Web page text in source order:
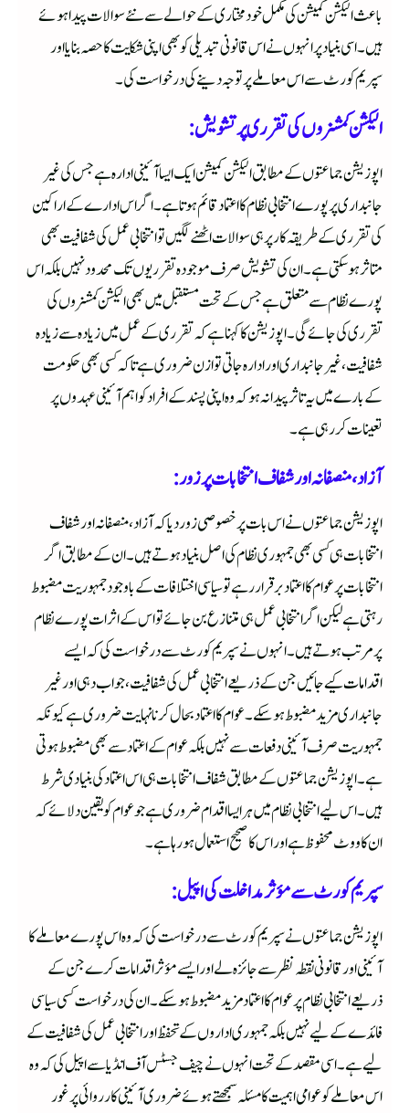
باعث الیکشن کمیشن کی مکمل خود مختاری کے حوالے سے نئے سوالات پیدا ہوئے
ہیں۔ اسی بنیاد پر انہوں نے اس قانونی تبدیلی کو بھی اپنی شکایت کا حصہ بنایا اور
سپریم کورٹ سے اس معاملے پر توجہ دینے کی درخواست کی۔
الیکشن کمشنروں کی تقرری پر تشویش:
اپوزیشن جماعتوں کے مطابق الیکشن کمیشن ایک ایسا آئینی ادارہ ہے جس کی غیر
جانبداری پر پورے انتخابی نظام کا اعتماد قائم ہوتا ہے۔ اگر اس ادارے کے اراکین
کی تقرری کے طریقہ کار پر ہی سوالات اٹھنے لگیں تو انتخابی عمل کی شفافیت بھی
متاثر ہو سکتی ہے۔ ان کی تشویش صرف موجودہ تقرریوں تک محدود نہیں بلکہ اس
پورے نظام سے متعلق ہے جس کے تحت مستقبل میں بھی الیکشن کمشنروں کی
تقرری کی جائے گی۔ اپوزیشن کا کہنا ہے کہ تقرری کے عمل میں زیادہ سے زیادہ
شفافیت، غیر جانبداری اور ادارہ جاتی توازن ضروری ہے تاکہ کسی بھی حکومت
کے بارے میں یہ تاثر پیدا نہ ہو کہ وہ اپنی پسند کے افراد کو اہم آئینی عہدوں پر
تعینات کر رہی ہے۔
آزاد، منصفانہ اور شفاف انتخابات پر زور:
اپوزیشن جماعتوں نے اس بات پر خصوصی زور دیا کہ آزاد، منصفانہ اور شفاف
انتخابات ہی کسی بھی جمہوری نظام کی اصل بنیاد ہوتے ہیں۔ ان کے مطابق اگر
انتخابات پر عوام کا اعتماد برقرار رہے تو سیاسی اختلافات کے باوجود جمہوریت مضبوط
رہتی ہے لیکن اگر انتخابی عمل ہی متنازع بن جائے تو اس کے اثرات پورے نظام
پر مرتب ہوتے ہیں۔ انہوں نے سپریم کورٹ سے درخواست کی کہ ایسے
اقدامات کیے جائیں جن کے ذریعے انتخابی عمل کی شفافیت، جواب دہی اور غیر
جانبداری مزید مضبوط ہو سکے۔ عوام کا اعتماد بحال کرنا نہایت ضروری ہے کیونکہ
جمہوریت صرف آئینی دفعات سے نہیں بلکہ عوام کے اعتماد سے بھی مضبوط ہوتی
ہے۔ اپوزیشن جماعتوں کے مطابق شفاف انتخابات ہی اس اعتماد کی بنیادی شرط
ہیں۔اس لیے انتخابی نظام میں ہر ایسا اقدام ضروری ہے جو عوام کو یقین دلائے کہ
ان کا ووٹ محفوظ ہے اور اس کا صحیح استعمال ہو رہا ہے۔
سپریم کورٹ سے مؤثر مداخلت کی اپیل:
اپوزیشن جماعتوں نے سپریم کورٹ سے درخواست کی کہ وہ اس پورے معاملے کا
آئینی اور قانونی نقطہ نظر سے جائزہ لے اور ایسے مؤثر اقدامات کرے جن کے
ذریعے انتخابی نظام پر عوام کا اعتماد مزید مضبوط ہو سکے۔ ان کی درخواست کسی سیاسی
فائدے کے لیے نہیں بلکہ جمہوری اداروں کے تحفظ اور انتخابی عمل کی شفافیت کے
لیے ہے۔ اسی مقصد کے تحت انہوں نے چیف جسٹس آف انڈیا سے اپیل کی کہ وہ
اس معاملے کو عوامی اہمیت کا مسئلہ سمجھتے ہوئے ضروری آئینی کارروائی پر غور